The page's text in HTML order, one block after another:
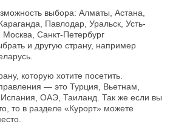
выбора: Алматы, Астана,
Павлодар, Уральск, Усть-
Санкт-Петербург
и другую страну, например
которую хотите посетить.
— это Турция, Вьетнам,
Испания, ОАЭ, Таиланд. Так же если вы
то в разделе «Курорт» можете